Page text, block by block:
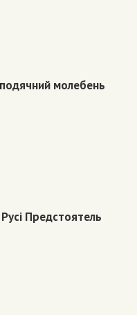
молебень
Предстоятель